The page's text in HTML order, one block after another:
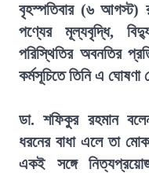
বৃহস্পতিবার (৬ আগস্ট)
পণ্যের মূল্যবৃদ্ধি,
পরিস্থিতির অবনতির
কর্মসূচিতে তিনি এ ঘোষণা
ডা. শফিকুর রহমান
ধরনের বাধা এলে তা
একই সঙ্গে